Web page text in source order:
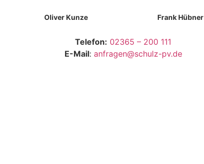
Oliver Kunze Frank Hübner
Telefon: 02365 – 200 111
E-Mail: anfragen@schulz-pv.de